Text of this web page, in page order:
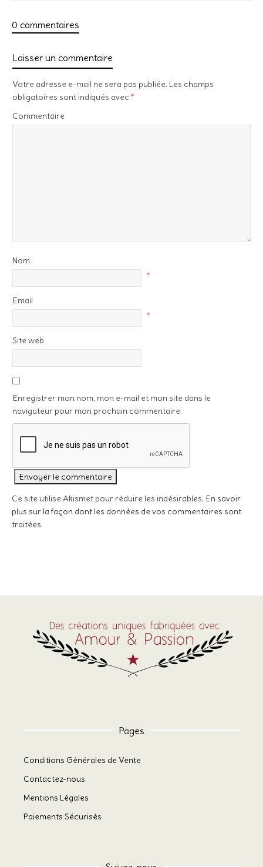
0 commentaires
Laisser un commentaire
Votre adresse e-mail ne sera pas publiée. Les champs
obligatoires sont indiqués avec *
Commentaire
Nom
*
Email
*
Site web
Enregistrer mon nom, mon e-mail et mon site dans le
navigateur pour mon prochain commentaire.
Ce site utilise Akismet pour réduire les indésirables. En savoir
plus sur la façon dont les données de vos commentaires sont
traitées.
Pages
Conditions Générales de Vente
Contactez-nous
Mentions Légales
Paiements Sécurisés